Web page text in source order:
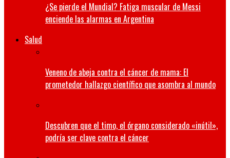
¿Se pierde el Mundial? Fatiga muscular de Messi
enciende las alarmas en Argentina
Salud
Veneno de abeja contra el cáncer de mama: El
prometedor hallazgo científico que asombra al mundo
Descubren que el timo, el órgano considerado «inútil»,
podría ser clave contra el cáncer